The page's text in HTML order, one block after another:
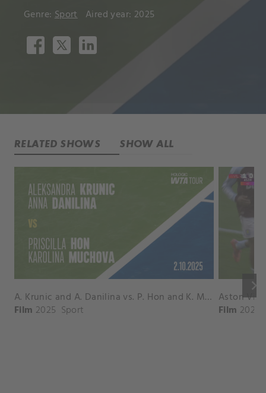
Genre: Sport Aired year: 2025
RELATED SHOWS SHOW ALL
keyboard_arrow_right
A. Krunic and A. Danilina vs. P. Hon and K. Muchova Match Highlights - BEIJING_Capital Group Diamond ( October 02, 2025)
Film 2025 Sport Film 2026